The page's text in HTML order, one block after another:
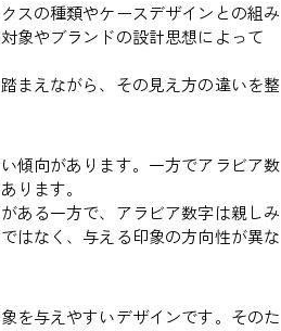
スの種類やケースデザインとの組み
象やブランドの設計思想によって
まえながら、その見え方の違いを整
傾向があります。一方でアラビア数
ります。
ある一方で、アラビア数字は親しみ
はなく、与える印象の方向性が異な
を与えやすいデザインです。そのた